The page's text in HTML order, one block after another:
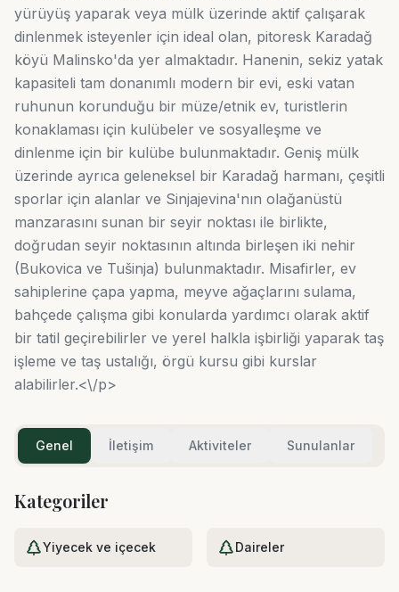
yürüyüş yaparak veya mülk üzerinde aktif çalışarak
dinlenmek isteyenler için ideal olan, pitoresk Karadağ
köyü Malinsko'da yer almaktadır. Hanenin, sekiz yatak
kapasiteli tam donanımlı modern bir evi, eski vatan
ruhunun korunduğu bir müze/etnik ev, turistlerin
konaklaması için kulübeler ve sosyalleşme ve
dinlenme için bir kulübe bulunmaktadır. Geniş mülk
üzerinde ayrıca geleneksel bir Karadağ harmanı, çeşitli
sporlar için alanlar ve Sinjajevina'nın olağanüstü
manzarasını sunan bir seyir noktası ile birlikte,
doğrudan seyir noktasının altında birleşen iki nehir
(Bukovica ve Tušinja) bulunmaktadır. Misafirler, ev
sahiplerine çapa yapma, meyve ağaçlarını sulama,
bahçede çalışma gibi konularda yardımcı olarak aktif
bir tatil geçirebilirler ve yerel halkla işbirliği yaparak taş
işleme ve taş ustalığı, örgü kursu gibi kurslar
alabilirler.<\/p>
Genel İletişim Aktiviteler Sunulanlar
Kategoriler
Yiyecek ve içecek Daireler